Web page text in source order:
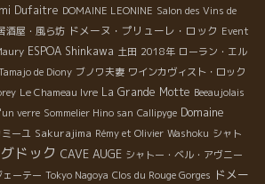
Dufaitre DOMAINE LEONINE Salon des Vins de
酒屋・風ら坊 ドメーヌ・プリューレ・ロック Event
ESPOA Shinkawa 土田 2018年 ローラン・エル
de Diony ブノワ夫妻 ワインカヴィスト・ロック
Le Chameau Ivre La Grande Motte Beeaujolais
verre Sommelier Hino san Callipyge Domaine
ーユ Sakurajima Rémy et Olivier Washoku シャト
ドック CAVE AUGE シャトー・ベル・アヴニー
ェーテー Tokyo Nagoya Clos du Rouge Gorges ドメー